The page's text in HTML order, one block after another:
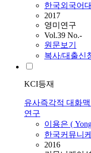
한국외국어
2017
영미연구
Vol.39 No.-
원문보기
복사/대출신
KCI등재
유사즉각적 대화
연구
이용은 (
한국커뮤니
2016